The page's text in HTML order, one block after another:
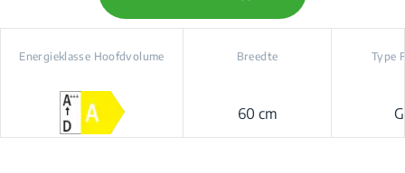
Energieklasse Hoofdvolume Breedte
60 cm
Type